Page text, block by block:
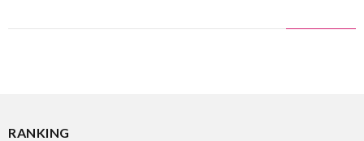
RANKING